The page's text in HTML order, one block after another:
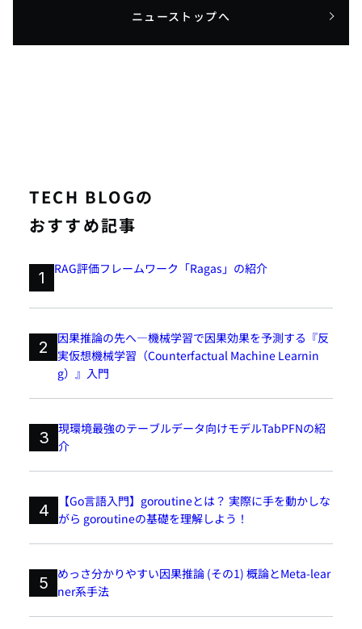
ニューストップへ
TECH BLOGの
おすすめ記事
1 RAG評価フレームワーク「Ragas」の紹介
2
因果推論の先へ―機械学習で因果効果を予測する『反
実仮想機械学習（Counterfactual Machine Learnin
g）』入門
3 現環境最強のテーブルデータ向けモデルTabPFNの紹
介
4
【Go言語入門】goroutineとは？ 実際に手を動かしな
がら goroutineの基礎を理解しよう！
5
めっさ分かりやすい因果推論 (その1) 概論とMeta-lear
ner系手法